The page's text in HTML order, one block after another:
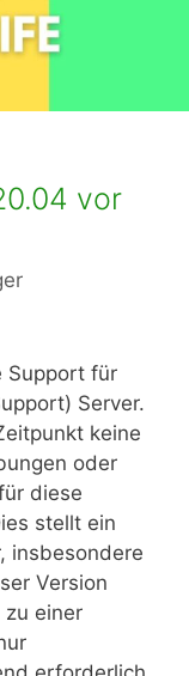
vor
Support für
Server.
keine
oder
diese
stellt ein
insbesondere
Version
zu einer